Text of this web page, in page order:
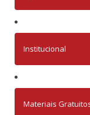
Institucional
Materiais